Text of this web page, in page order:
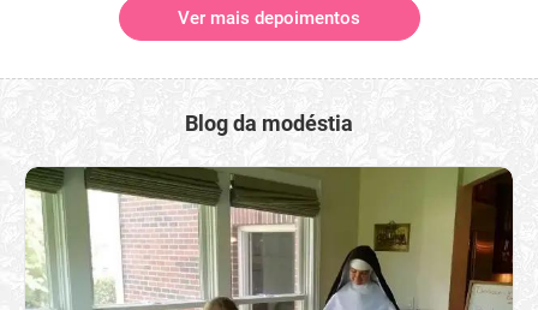
Ver mais depoimentos
Blog da modéstia